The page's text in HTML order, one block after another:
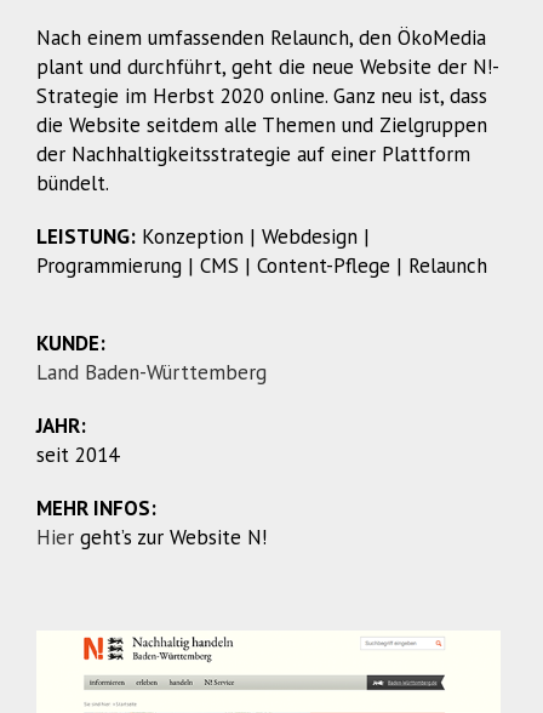
Nach einem umfassenden Relaunch, den ÖkoMedia
plant und durchführt, geht die neue Website der N!-
Strategie im Herbst 2020 online. Ganz neu ist, dass
die Website seitdem alle Themen und Zielgruppen
der Nachhaltigkeitsstrategie auf einer Plattform
bündelt.
LEISTUNG: Konzeption | Webdesign |
Programmierung | CMS | Content-Pflege | Relaunch
KUNDE:
Land Baden-Württemberg
JAHR:
seit 2014
MEHR INFOS:
Hier geht’s zur Website N!